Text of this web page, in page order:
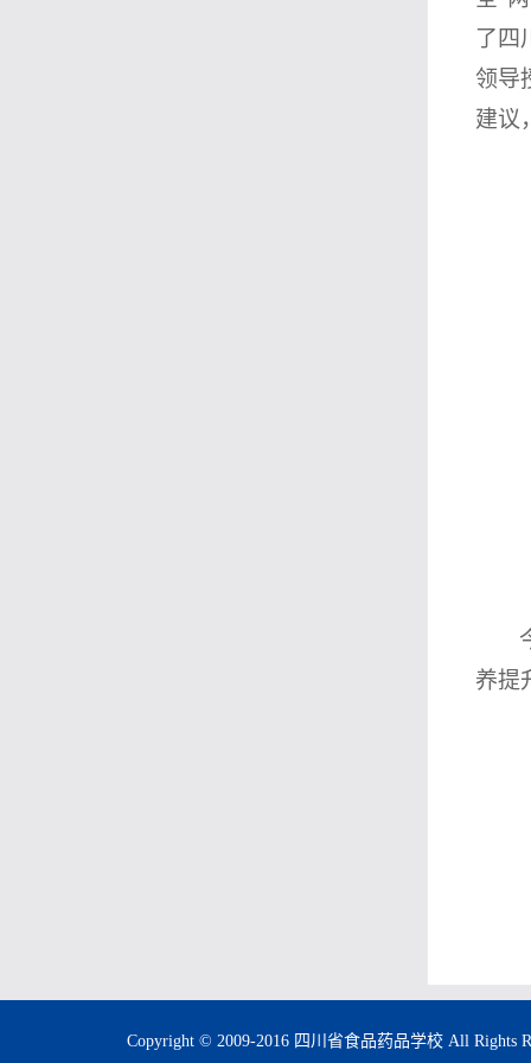
了 四
领导
建议
养提
Copyright © 2009-2016 四川省食品药品学校 All Rights